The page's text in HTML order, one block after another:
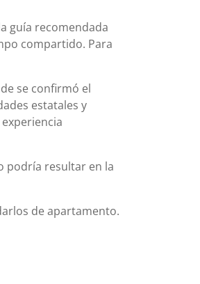
guía recomendada
compartido. Para
se confirmó el
estatales y
podría resultar en la
de apartamento.